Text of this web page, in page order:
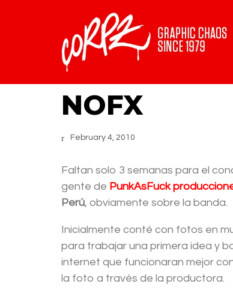
NOFX
February 4, 2010
Faltan solo 3 semanas para el
gente de PunkAsFuck
Perú, obviamente sobre la banda.
Inicialmente conté con fotos en
para trabajar una primera idea y
internet que funcionaran mejor
la foto a través de la productora.